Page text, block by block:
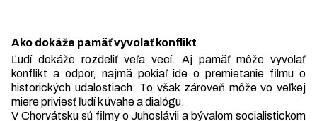
Ako dokáže pamäť vyvolať konflikt
Ľudí dokáže rozdeliť veľa vecí. Aj pamäť môže vyvolať
konflikt a odpor, najmä pokiaľ ide o premietanie filmu o
historických udalostiach. To však zároveň môže vo veľkej
miere priviesť ľudí k úvahe a dialógu.
V Chorvátsku sú filmy o Juhoslávii a bývalom socialistickom